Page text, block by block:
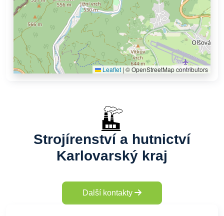
Leaflet | © OpenStreetMap contributors
Strojírenství a hutnictví
Karlovarský kraj
Další kontakty